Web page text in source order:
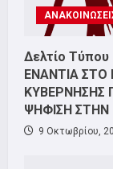
Δελτίο
ΕΝΑΝΤΙΑ
ΚΥΒΕΡΝΗΣΗΣ
ΨΗΦΙΣΗ ΣΤΗΝ
9 Οκτωβρίου,